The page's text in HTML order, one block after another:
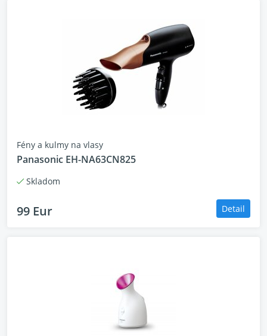
Fény a kulmy na vlasy
Panasonic EH-NA63CN825
Skladom
99 Eur Detail